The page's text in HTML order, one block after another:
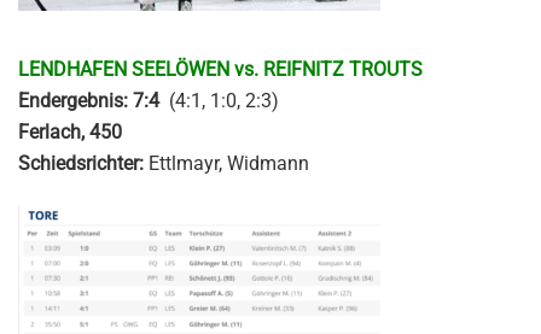
LENDHAFEN SEELÖWEN vs. REIFNITZ TROUTS
Endergebnis: 7:4(4:1, 1:0, 2:3)
Ferlach, 450
Schiedsrichter: Ettlmayr, Widmann